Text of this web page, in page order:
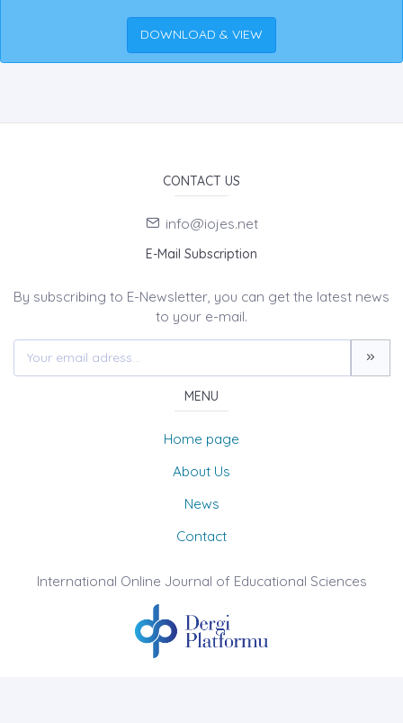
DOWNLOAD & VIEW
CONTACT US
info@iojes.net
E-Mail Subscription
By subscribing to E-Newsletter, you can get the latest news
to your e-mail.
MENU
Home page
About Us
News
Contact
International Online Journal of Educational Sciences